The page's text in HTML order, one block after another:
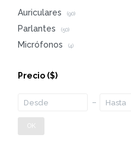
Auriculares (90)
Parlantes (50)
Micrófonos (4)
Precio ($)
OK